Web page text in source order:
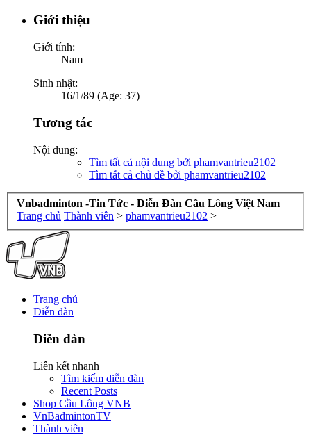
Giới thiệu
Giới tính:
Nam
Sinh nhật:
16/1/89 (Age: 37)
Tương tác
Nội dung:
Tìm tất cả nội dung bởi phamvantrieu2102
Tìm tất cả chủ đề bởi phamvantrieu2102
Vnbadminton -Tin Tức - Diễn Đàn Cầu Lông Việt Nam
Trang chủ Thành viên > phamvantrieu2102 >
Trang chủ
Diễn đàn
Diễn đàn
Liên kết nhanh
Tìm kiếm diễn đàn
Recent Posts
Shop Cầu Lông VNB
VnBadmintonTV
Thành viên